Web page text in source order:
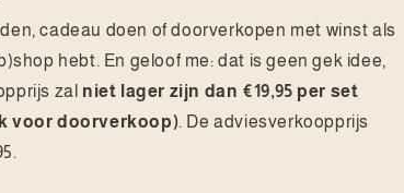
cadeau doen of doorverkopen met winst als
hebt. En geloof me: dat is geen gek idee,
zal niet lager zijn dan €19,95 per set
voor doorverkoop). De adviesverkoopprijs